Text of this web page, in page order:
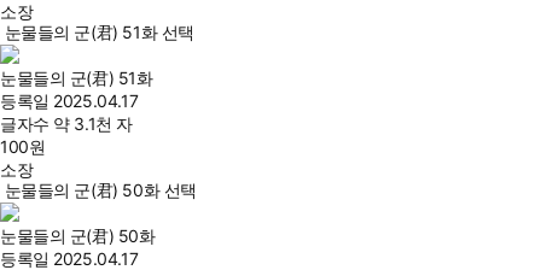
소장
눈물들의 군(君) 51화 선택
눈물들의 군(君) 51화
등록일 2025.04.17
글자수 약 3.1천 자
100원
소장
눈물들의 군(君) 50화 선택
눈물들의 군(君) 50화
등록일 2025.04.17